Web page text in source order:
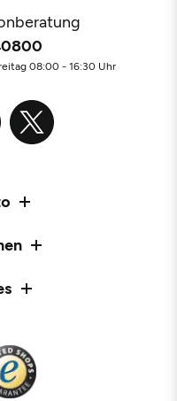
08:00 - 16:30 Uhr